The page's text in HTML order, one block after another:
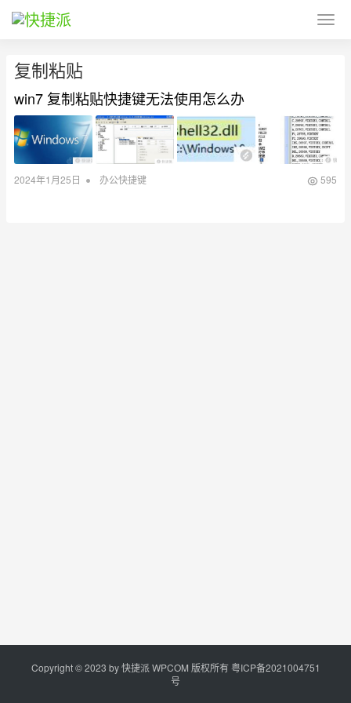
复制粘贴
win7 复制粘贴快捷键无法使用怎么办
2024年1月25日 • 办公快捷键 595
Copyright © 2023 by快捷派WPCOM 版权所有粤ICP备2021004751
号